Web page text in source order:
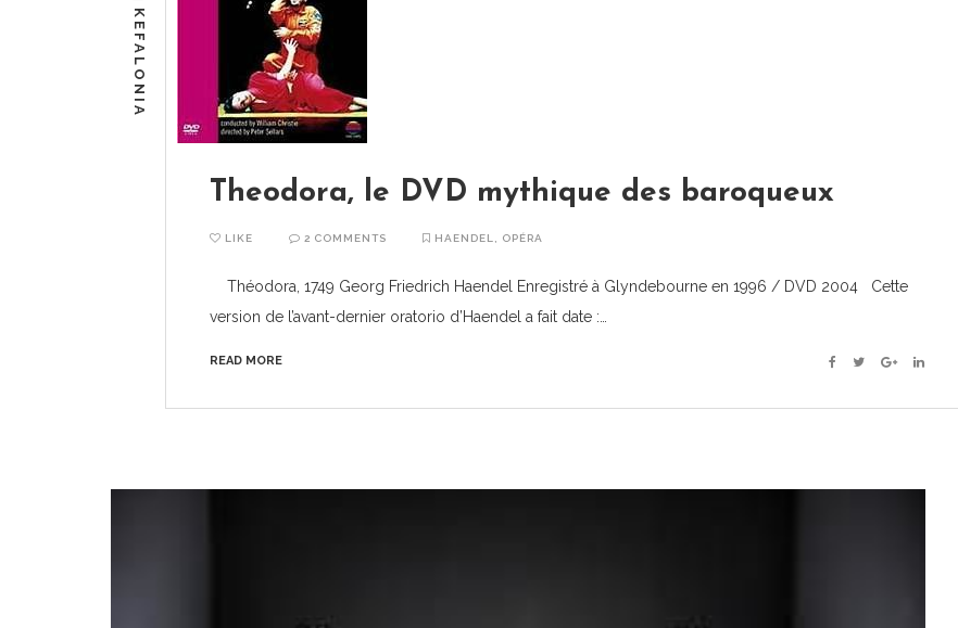
KEFALONIA
Theodora, le DVD mythique des baroqueux
LIKE 2 COMMENTS HAENDEL OPÉRA
Théodora, 1749 Georg Friedrich Haendel Enregistré à Glyndebourne en 1996 / DVD 2004 Cette
version de l’avant-dernier oratorio d’Haendel a fait date :…
READ MORE Facebook
TwitterGoogle+Linkedin